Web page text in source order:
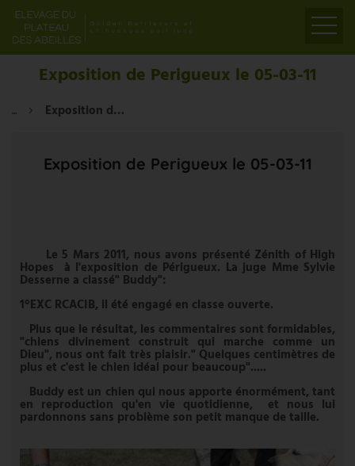
ACCUEIL
LIENS
PARTENAIRES
Exposition de Perigueux le 05-03-11
... Exposition de Perigueux le 05-03-11
Exposition de Perigueux le 05-03-11
Le 5 Mars 2011, nous avons présenté Zénith of High
Hopes à l'exposition de Périgueux. La juge Mme Sylvie
Desserne a classé" Buddy":
1°EXC RCACIB, il été engagé en classe ouverte.
Plus que le résultat, les commentaires sont formidables,
"chiens divinement construit qui marche comme un
Dieu", nous ont fait très plaisir." Quelques centimètres de
plus et c'est le chien idéal pour beaucoup".....
Buddy est un chien qui nous apporte énormément, tant
en reproduction qu'en vie quotidienne, et nous lui
pardonnons sans problème son petit manque de taille.